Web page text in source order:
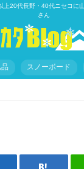
上20代長野・40代ニセコに
さん
スノーボード